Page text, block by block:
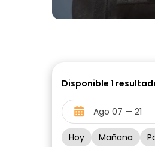
Disponible 1
Hoy Mañana